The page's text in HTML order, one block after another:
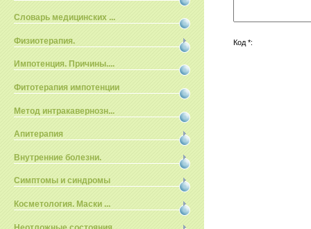
Словарь медицинских ...
Физиотерапия.
Импотенция. Причины....
Фитотерапия импотенции
Метод интракавернозн...
Апитерапия
Внутренние болезни.
Симптомы и синдромы
Косметология. Маски ...
Код *: